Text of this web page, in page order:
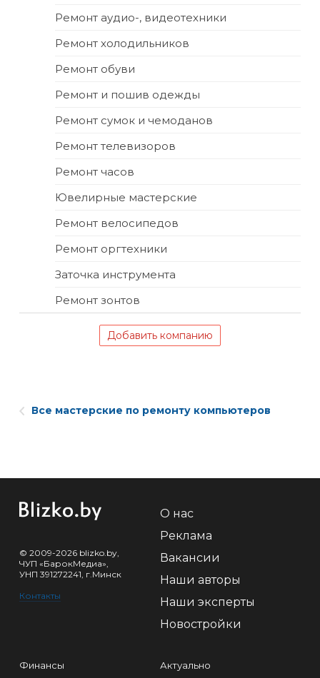
Ремонт аудио-, видеотехники
Ремонт холодильников
Ремонт обуви
Ремонт и пошив одежды
Ремонт сумок и чемоданов
Ремонт телевизоров
Ремонт часов
Ювелирные мастерские
Ремонт велосипедов
Ремонт оргтехники
Заточка инструмента
Ремонт зонтов
Добавить компанию
Все мастерские по ремонту компьютеров
© 2009-2026 blizko.by,
ЧУП «БарокМедиа»,
УНП 391272241, г.Минск
Контакты
О нас
Реклама
Вакансии
Наши авторы
Наши эксперты
Новостройки
Финансы Актуально